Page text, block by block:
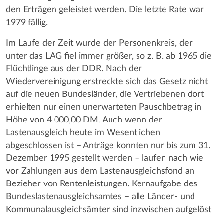
den Erträgen geleistet werden. Die letzte Rate war
1979 fällig.
Im Laufe der Zeit wurde der Personenkreis, der
unter das LAG fiel immer größer, so z. B. ab 1965 die
Flüchtlinge aus der DDR. Nach der
Wiedervereinigung erstreckte sich das Gesetz nicht
auf die neuen Bundesländer, die Vertriebenen dort
erhielten nur einen unerwarteten Pauschbetrag in
Höhe von 4 000,00 DM. Auch wenn der
Lastenausgleich heute im Wesentlichen
abgeschlossen ist – Anträge konnten nur bis zum 31.
Dezember 1995 gestellt werden – laufen nach wie
vor Zahlungen aus dem Lastenausgleichsfond an
Bezieher von Rentenleistungen. Kernaufgabe des
Bundeslastenausgleichsamtes – alle Länder- und
Kommunalausgleichsämter sind inzwischen aufgelöst